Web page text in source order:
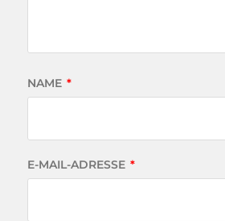
NAME *
E-MAIL-ADRESSE *